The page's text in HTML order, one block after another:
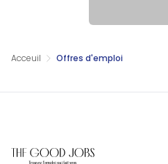
Acceuil Offres d'emploi